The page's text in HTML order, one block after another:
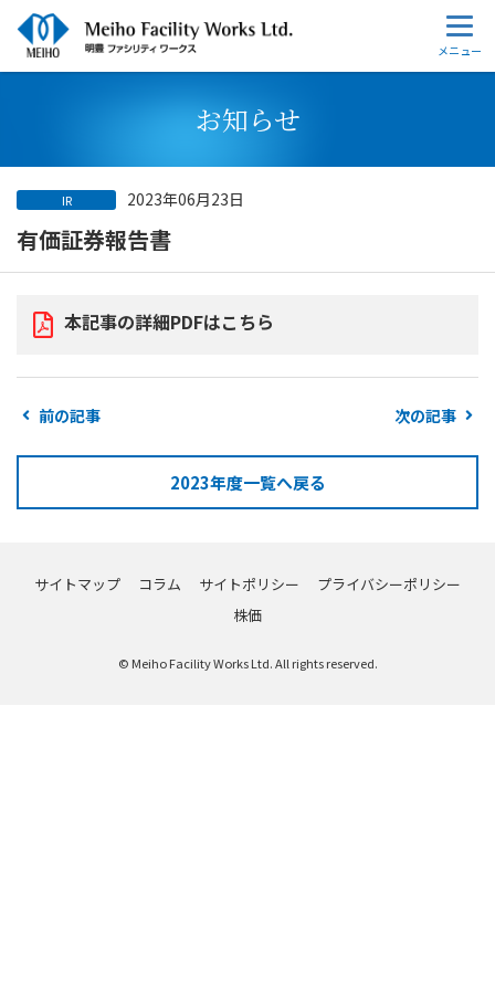
お知らせ
IR 2023年06月23日
有価証券報告書
本記事の詳細PDFはこちら
前の記事 次の記事
2023年度一覧へ戻る
サイトマップ コラム サイトポリシー
プライバシーポリシー
株価
© Meiho Facility Works Ltd. All rights reserved.